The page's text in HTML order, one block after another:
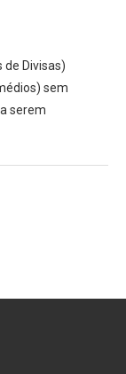
de Divisas)
sem
serem